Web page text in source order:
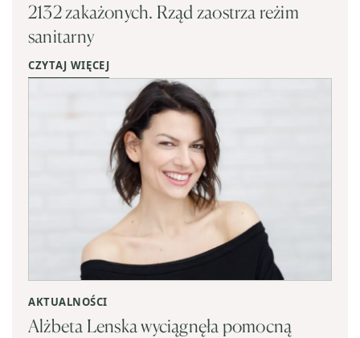
2132 zakażonych. Rząd zaostrza reżim
sanitarny
CZYTAJ WIĘCEJ
AKTUALNOŚCI
Alżbeta Lenska wyciągnęła pomocną